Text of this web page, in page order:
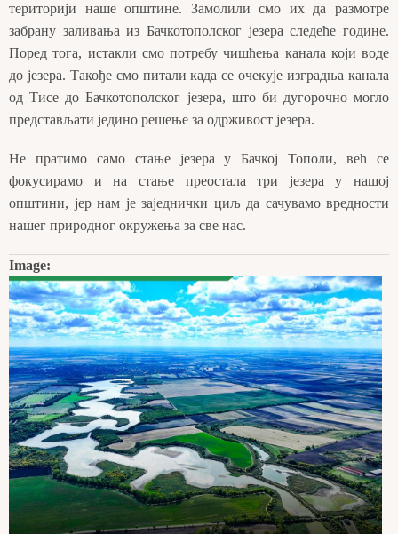
територији наше општине. Замолили смо их да размотре
забрану заливања из Бачкотополског језера следеће године.
Поред тога, истакли смо потребу чишћења канала који воде
до језера. Такође смо питали када се очекује изградња канала
од Тисе до Бачкотополског језера, што би дугорочно могло
представљати једино решење за одрживост језера.
Не пратимо само стање језера у Бачкој Тополи, већ се
фокусирамо и на стање преостала три језера у нашој
општини, јер нам је заједнички циљ да сачувамо вредности
нашег природног окружења за све нас.
Image